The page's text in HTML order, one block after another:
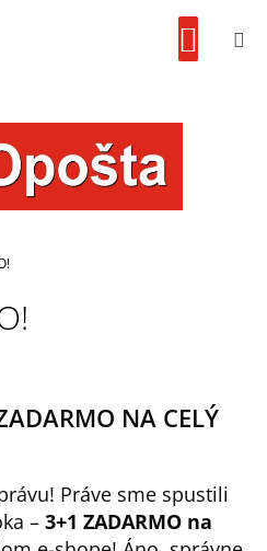
KOŠÍK
NA CELÝ
Práve sme spustili
– 3+1 ZADARMO na